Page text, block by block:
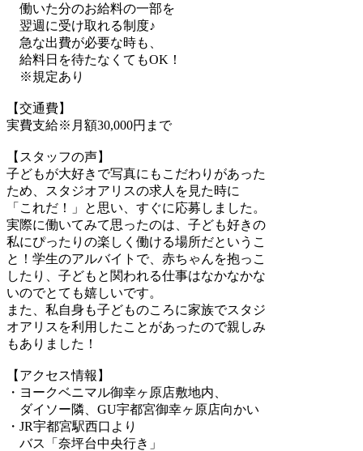
働いた分のお給料の一部を
翌週に受け取れる制度♪
急な出費が必要な時も、
給料日を待たなくてもOK！
※規定あり
【交通費】
実費支給※月額30,000円まで
【スタッフの声】
子どもが大好きで写真にもこだわりがあった
ため、スタジオアリスの求人を見た時に
「これだ！」と思い、すぐに応募しました。
実際に働いてみて思ったのは、子ども好きの
私にぴったりの楽しく働ける場所だというこ
と！学生のアルバイトで、赤ちゃんを抱っこ
したり、子どもと関われる仕事はなかなかな
いのでとても嬉しいです。
また、私自身も子どものころに家族でスタジ
オアリスを利用したことがあったので親しみ
もありました！
【アクセス情報】
・ヨークベニマル御幸ヶ原店敷地内、
ダイソー隣、GU宇都宮御幸ヶ原店向かい
・JR宇都宮駅西口より
バス「奈坪台中央行き」